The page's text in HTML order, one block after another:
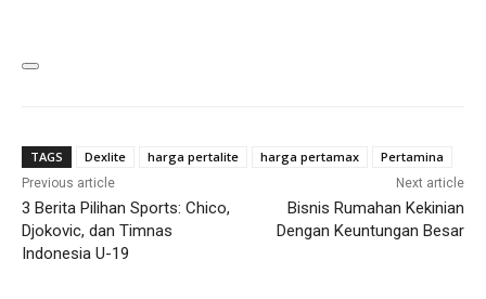
TAGS Dexlite harga pertalite harga pertamax Pertamina
Previous article
3 Berita Pilihan Sports: Chico,
Djokovic, dan Timnas
Indonesia U-19
Next article
Bisnis Rumahan Kekinian
Dengan Keuntungan Besar